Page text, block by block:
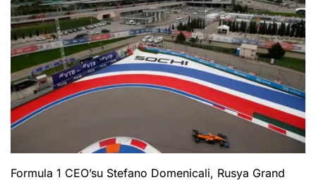
Formula 1 CEO’su Stefano Domenicali, Rusya Grand